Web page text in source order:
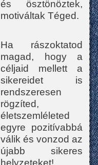
és ösztönöztek,
motiváltak Téged.
Ha rászoktatod
magad, hogy a
céljaid mellett a
sikereidet is
rendszeresen
rögzíted,
életszemléleted
egyre pozitívabbá
válik és vonzod az
újabb sikeres
helyzeteket!